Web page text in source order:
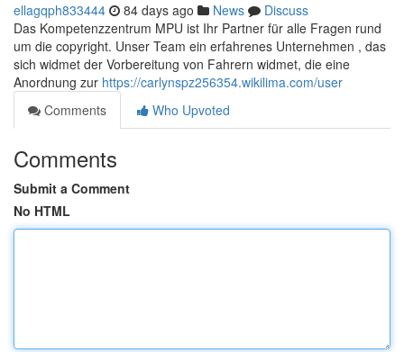
ellagqph833444 84 days ago News
Discuss
Das Kompetenzzentrum MPU ist Ihr Partner für alle Fragen rund
um die copyright. Unser Team ein erfahrenes Unternehmen , das
sich widmet der Vorbereitung von Fahrern widmet, die eine
Anordnung zur https://carlynspz256354.wikilima.com/user
Comments
Who Upvoted
Comments
Submit a Comment
No HTML